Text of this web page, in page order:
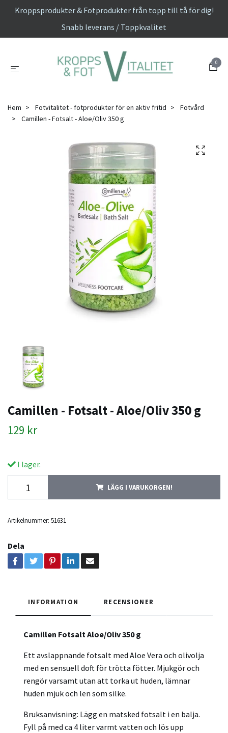
Kroppsprodukter & Fotprodukter från topp till tå för dig!
Snabb leverans / Toppkvalitet
0
Hem Fotvitalitet - fotprodukter för en aktiv fritid
Fotvård
Camillen - Fotsalt - Aloe/Oliv 350 g
Camillen - Fotsalt - Aloe/Oliv 350 g
129 kr
I lager.
LÄGG I VARUKORGEN!
Artikelnummer: 51631
Dela
INFORMATION RECENSIONER
Camillen Fotsalt Aloe/Oliv 350 g
Ett avslappnande fotsalt med Aloe Vera och olivolja
med en sensuell doft för trötta fötter. Mjukgör och
rengör varsamt utan att torka ut huden, lämnar
huden mjuk och len som silke.
Bruksanvisning: Lägg en matsked fotsalt i en balja.
Fyll på med ca 4 liter varmt vatten och lös upp